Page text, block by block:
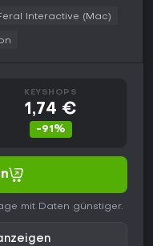
Interactive (Mac)
KEYSHOPS
1,74 €
-91%
mit Daten günstiger.